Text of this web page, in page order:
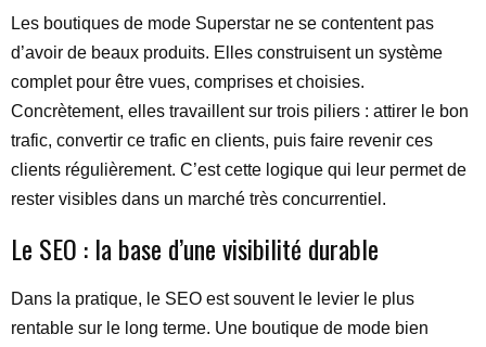
Les boutiques de mode Superstar ne se contentent pas
d’avoir de beaux produits. Elles construisent un système
complet pour être vues, comprises et choisies.
Concrètement, elles travaillent sur trois piliers : attirer le bon
trafic, convertir ce trafic en clients, puis faire revenir ces
clients régulièrement. C’est cette logique qui leur permet de
rester visibles dans un marché très concurrentiel.
Le SEO : la base d’une visibilité durable
Dans la pratique, le SEO est souvent le levier le plus
rentable sur le long terme. Une boutique de mode bien